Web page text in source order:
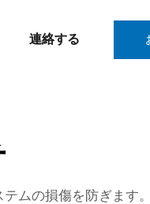
連絡する
ムの損傷を防ぎます